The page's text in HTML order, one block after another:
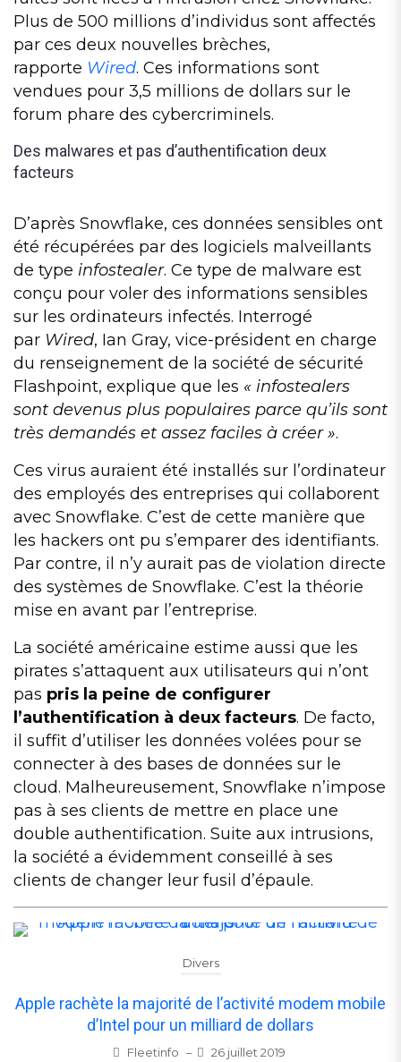
Plus de 500 millions d’individus sont affectés
par ces deux nouvelles brèches,
rapporte Wired. Ces informations sont
vendues pour 3,5 millions de dollars sur le
forum phare des cybercriminels.
Des malwares et pas d’authentification deux
facteurs
D’après Snowflake, ces données sensibles ont
été récupérées par des logiciels malveillants
de type infostealer. Ce type de malware est
conçu pour voler des informations sensibles
sur les ordinateurs infectés. Interrogé
par Wired, Ian Gray, vice-président en charge
du renseignement de la société de sécurité
Flashpoint, explique que les « infostealers
sont devenus plus populaires parce qu’ils sont
très demandés et assez faciles à créer ».
Ces virus auraient été installés sur l’ordinateur
des employés des entreprises qui collaborent
avec Snowflake. C’est de cette manière que
les hackers ont pu s’emparer des identifiants.
Par contre, il n’y aurait pas de violation directe
des systèmes de Snowflake. C’est la théorie
mise en avant par l’entreprise.
La société américaine estime aussi que les
pirates s’attaquent aux utilisateurs qui n’ont
pas pris la peine de configurer
l’authentification à deux facteurs. De facto,
il suffit d’utiliser les données volées pour se
connecter à des bases de données sur le
cloud. Malheureusement, Snowflake n’impose
pas à ses clients de mettre en place une
double authentification. Suite aux intrusions,
la société a évidemment conseillé à ses
clients de changer leur fusil d’épaule.
Divers
Apple rachète la majorité de l’activité modem mobile
d’Intel pour un milliard de dollars
Fleetinfo – 26 juillet 2019